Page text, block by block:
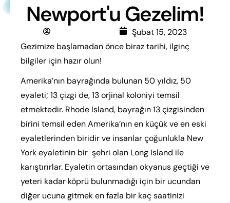
Newport'u Gezelim!
Şubat 15, 2023
Gezimize başlamadan önce biraz tarihi, ilginç
bilgiler için hazır olun!
Amerika’nın bayrağında bulunan 50 yıldız, 50
eyaleti; 13 çizgi de, 13 orjinal koloniyi temsil
etmektedir. Rhode Island, bayrağın 13 çizgisinden
birini temsil eden Amerika’nın en küçük ve en eski
eyaletlerinden biridir ve insanlar çoğunlukla New
York eyaletinin bir şehri olan Long Island ile
karıştırırlar. Eyaletin ortasından okyanus geçtiği ve
yeteri kadar köprü bulunmadığı için bir ucundan
diğer ucuna gitmek en fazla bir kaç saatinizi